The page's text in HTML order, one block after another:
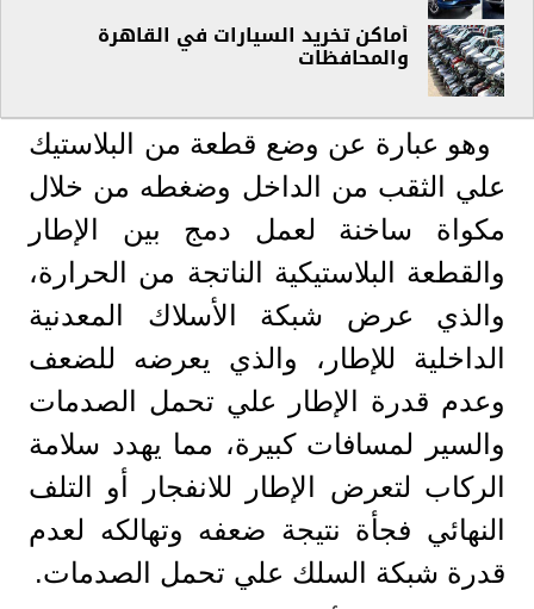
أماكن تخريد السيارات في القاهرة
والمحافظات
وهو عبارة عن وضع قطعة من البلاستيك
علي الثقب من الداخل وضغطه من خلال
مكواة ساخنة لعمل دمج بين الإطار
والقطعة البلاستيكية الناتجة من الحرارة،
والذي عرض شبكة الأسلاك المعدنية
الداخلية للإطار، والذي يعرضه للضعف
وعدم قدرة الإطار علي تحمل الصدمات
والسير لمسافات كبيرة، مما يهدد سلامة
الركاب لتعرض الإطار للانفجار أو التلف
النهائي فجأة نتيجة ضعفه وتهالكه لعدم
قدرة شبكة السلك علي تحمل الصدمات.